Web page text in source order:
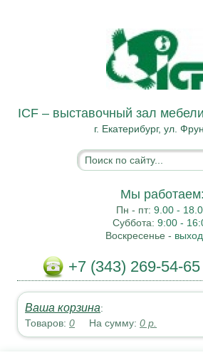
ICF – выставочный зал
г. Екатерибург, ул.
Мы работаем:
Пн - пт:9.00 -
Суббота:9:00 -
Воскресенье -
+7 (343) 269-54-65
Ваша корзина:
Товаров:0 На сумму:0 р.